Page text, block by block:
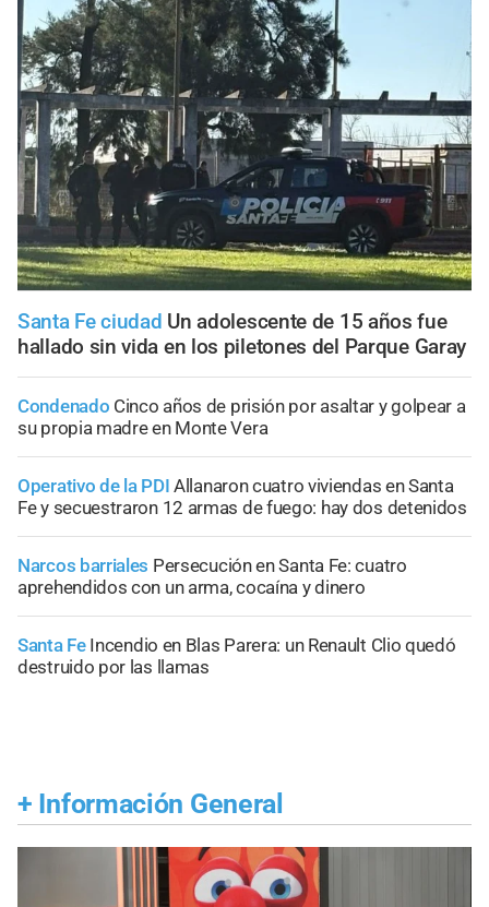
Santa Fe ciudad Un adolescente de 15 años fue
hallado sin vida en los piletones del Parque Garay
Condenado Cinco años de prisión por asaltar y golpear a
su propia madre en Monte Vera
Operativo de la PDI Allanaron cuatro viviendas en Santa
Fe y secuestraron 12 armas de fuego: hay dos detenidos
Narcos barriales Persecución en Santa Fe: cuatro
aprehendidos con un arma, cocaína y dinero
Santa Fe Incendio en Blas Parera: un Renault Clio quedó
destruido por las llamas
+ Información General